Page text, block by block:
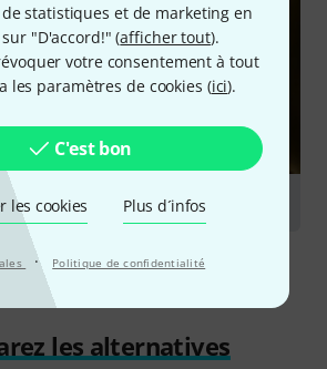
statistiques et de marketing en
"D'accord!" (afficher tout).
votre consentement à tout
les paramètres de cookies (ici).
C'est bon
les cookies Plus d´infos
· Politique de confidentialité
à cordes frottées
les alternatives